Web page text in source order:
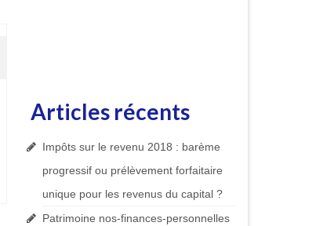
Articles récents
Impôts sur le revenu 2018 : barème
progressif ou prélèvement forfaitaire
unique pour les revenus du capital ?
Patrimoine nos-finances-personnelles